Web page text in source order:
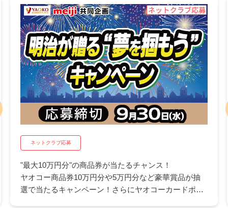
ネットクラブ応募
"最大10万円分"の商品券が当たるチャンス！
ヤオコー商品券10万円分や5万円分など豪華賞品が抽
選で当たるキャンペーン！さらにヤオコーカードポイ